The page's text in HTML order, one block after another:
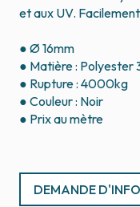
et aux UV.
● Ø 16mm
● Matière : Polyester
● Rupture : 4000kg
● Couleur : Noir
● Prix au mètre
DEMANDE